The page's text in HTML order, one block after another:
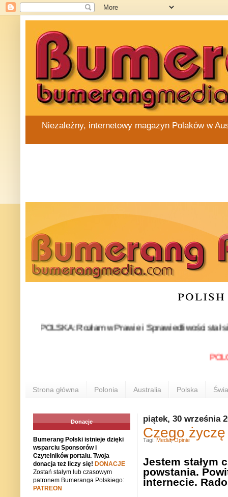
Niezależny, internetowy magazyn Polaków w
POLSKA: Rozłam w Prawie i Sprawiedliwości stał się
Strona główna Polonia Australia Polska
piątek, 30 września
Czego
Jestem stałym
powstania.
internecie.
Tagi: Media,Opinie
Donacje
Bumerang Polski istnieje dzięki
wsparciu Sponsorów i
Czytelników portalu. Twoja
donacja też liczy się! DONACJE
Zostań stałym lub czasowym
patronem Bumeranga Polskiego:
PATREON